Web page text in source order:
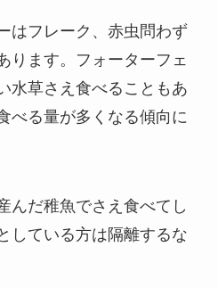
はフレーク、赤虫問わず
ります。
フォーターフェ
水草さえ食べることもあ
べる量が多くなる傾向に
んだ稚魚でさえ食べてし
している方は隔離するな